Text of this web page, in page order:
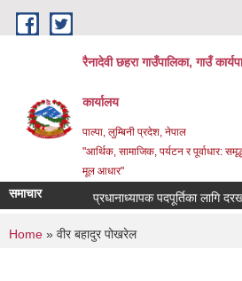
Skip to main content
रैनादेवी छहरा गाउँपालिका, गाउँ
कार्यालय
पाल्पा, लुम्बिनी प्रदेश, नेपाल
"आर्थिक, सामाजिक, पर्यटन र पूर्वाधार:
मूल आधार"
समाचार प्रधानाध्यापक पदपूर्तिका लागि दरखास्त
You are here
Home » वीर बहादुर पोखरेल